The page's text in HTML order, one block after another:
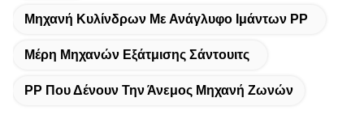
Μηχανή Κυλίνδρων Με Ανάγλυφο Ιμάντων PP
Μέρη Μηχανών Εξάτμισης Σάντουιτς
PP Που Δένουν Την Άνεμος Μηχανή Ζωνών